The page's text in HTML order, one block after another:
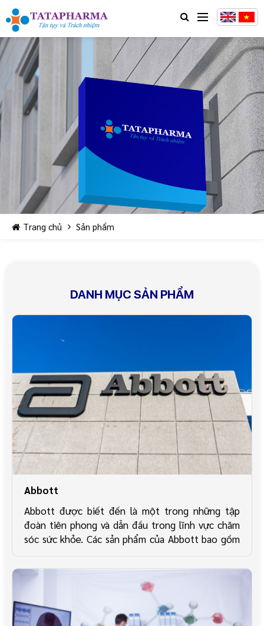
Trang chủ Sản phẩm
DANH MỤC SẢN PHẨM
Abbott
Abbott được biết đến là một trong những tập
đoàn tiên phong và dẫn đầu trong lĩnh vực chăm
sóc sức khỏe. Các sản phẩm của Abbott bao gồm
các xét nghiệm IVD, huyết học, hóa học, miễn
dịch, ngân hàng máu, hệ thống thông tin xét
nghiệm và tự động hóa